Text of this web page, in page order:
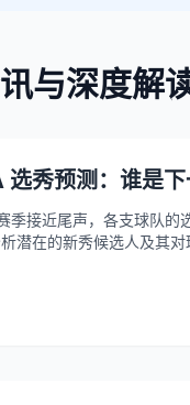
与深度解
秀预测：谁是下
季接近尾声，各支球队的
潜在的新秀候选人及其